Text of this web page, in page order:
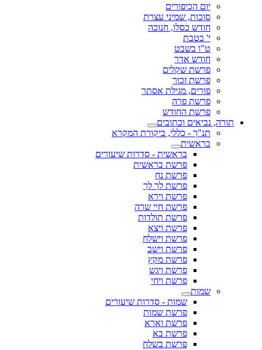
יום הכיפורים
סוכות, שמיני עצרת
חודש כסלו, חנוכה
י' בטבת
ט"ו בשבט
חודש אדר
פרשת שקלים
פרשת זכור
פורים, מגילת אסתר
פרשת פרה
פרשת החודש
תורה, נביאים וכתובים
תנ"ך - כללי, ביקורת המקרא
בראשית
בראשית - סדרות שיעורים
פרשת בראשית
פרשת נח
פרשת לך לך
פרשת וירא
פרשת חיי שרה
פרשת תולדות
פרשת ויצא
פרשת וישלח
פרשת וישב
פרשת מקץ
פרשת ויגש
פרשת ויחי
שמות
שמות - סדרות שיעורים
פרשת שמות
פרשת וארא
פרשת בא
פרשת בשלח